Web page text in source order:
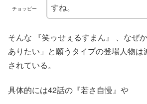
チョッピー
すね。
そんな 『笑ゥせぇるすまん』 、なぜ
ありたい」と願うタイプの登場人物は
されている。
具体的には42話の『若さ自慢』や